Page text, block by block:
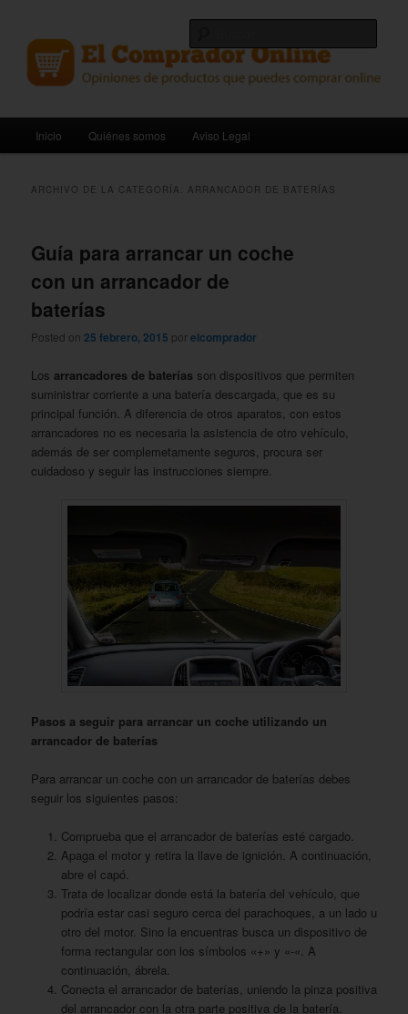
contenido
principal
contenido
secundario
El Comprador Online
principal
Inicio Quiénes somos Aviso Legal
ARCHIVO DE LA CATEGORÍA: ARRANCADOR DE BATERÍAS
Guía para arrancar un coche
con un arrancador de
baterías
Posted on25 febrero, 2015 porelcomprador
Los arrancadores de baterías son dispositivos que permiten
suministrar corriente a una batería descargada, que es su
principal función. A diferencia de otros aparatos, con estos
arrancadores no es necesaria la asistencia de otro vehículo,
además de ser complemetamente seguros, procura ser
cuidadoso y seguir las instrucciones siempre.
Pasos a seguir para arrancar un coche utilizando un
arrancador de baterías
Para arrancar un coche con un arrancador de baterías debes
seguir los siguientes pasos:
Comprueba que el arrancador de baterías esté cargado.
Apaga el motor y retira la llave de ignición. A continuación,
abre el capó.
Trata de localizar donde está la batería del vehículo, que
podría estar casi seguro cerca del parachoques, a un lado u
otro del motor. Sino la encuentras busca un dispositivo de
forma rectangular con los símbolos «+» y «-«. A
continuación, ábrela.
Conecta el arrancador de baterías, uniendo la pinza positiva
del arrancador con la otra parte positiva de la batería.